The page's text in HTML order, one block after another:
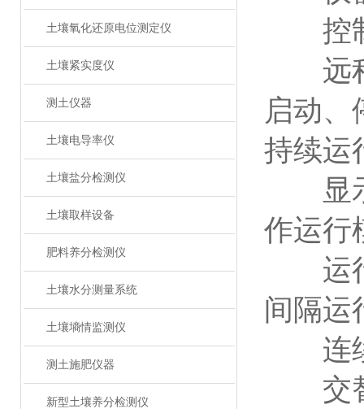
土壤氧化还原电位测定仪
土壤紧实度仪
测土仪器
土壤电导率仪
土壤盐分检测仪
土壤取样设备
肥料养分检测仪
土壤水分测量系统
土壤墒情监测仪
测土施肥仪器
新型土壤养分检测仪
控制
远程
启动、
持续运
显示
作运行
运行
间隔运
连续
交替